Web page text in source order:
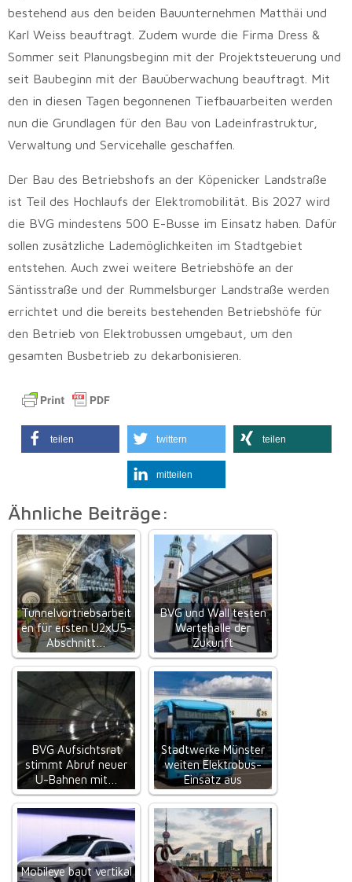
bestehend aus den beiden Bauunternehmen Matthäi und
Karl Weiss beauftragt. Zudem wurde die Firma Dress &
Sommer seit Planungsbeginn mit der Projektsteuerung und
seit Baubeginn mit der Bauüberwachung beauftragt. Mit
den in diesen Tagen begonnenen Tiefbauarbeiten werden
nun die Grundlagen für den Bau von Ladeinfrastruktur,
Verwaltung und Servicehalle geschaffen.
Der Bau des Betriebshofs an der Köpenicker Landstraße
ist Teil des Hochlaufs der Elektromobilität. Bis 2027 wird
die BVG mindestens 500 E-Busse im Einsatz haben. Dafür
sollen zusätzliche Lademöglichkeiten im Stadtgebiet
entstehen. Auch zwei weitere Betriebshöfe an der
Säntisstraße und der Rummelsburger Landstraße werden
errichtet und die bereits bestehenden Betriebshöfe für
den Betrieb von Elektrobussen umgebaut, um den
gesamten Busbetrieb zu dekarbonisieren.
teilen twittern teilen
mitteilen
Ähnliche Beiträge:
Tunnelvortriebsarbeit
en für ersten U2xU5-
Abschnitt…
BVG und Wall testen
Wartehalle der
Zukunft
BVG Aufsichtsrat
stimmt Abruf neuer
U-Bahnen mit…
Stadtwerke Münster
weiten Elektrobus-
Einsatz aus
Mobileye baut vertikal